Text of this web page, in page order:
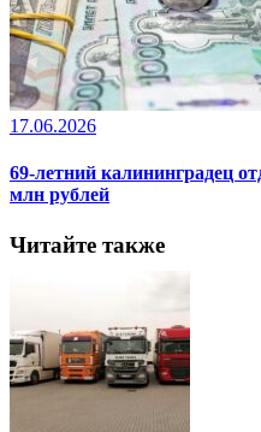
17.06.2026
69-летний калининградец
млн рублей
Читайте также